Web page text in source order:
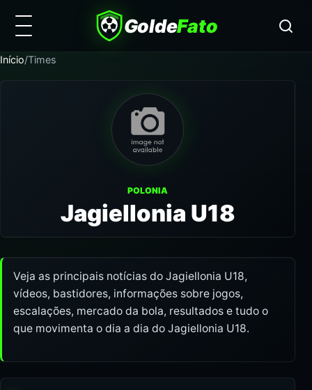
GoldeFato
Início/Times
POLONIA
Jagiellonia U18
Veja as principais notícias do Jagiellonia U18,
vídeos, bastidores, informações sobre jogos,
escalações, mercado da bola, resultados e tudo o
que movimenta o dia a dia do Jagiellonia U18.